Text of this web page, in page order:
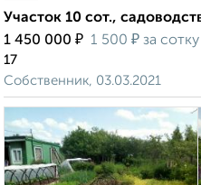
Участок 10 сот.,
1 450 000 ₽ 1 500 ₽ за сотку
17
Собственник, 03.03.2021